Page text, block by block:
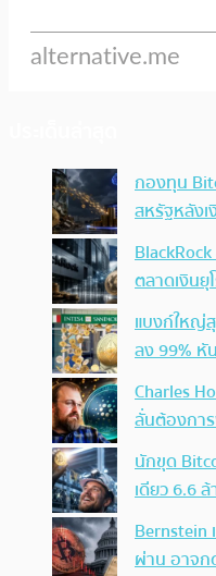
กองทุน
สหรัฐหลัง
ตลาดเงิน
แบงก์ใหญ่
ลง 99% หั
Charles
ลั่นต้องกา
นักขุด
เดียว 6.6
Bernstein
ผ่าน อาจก